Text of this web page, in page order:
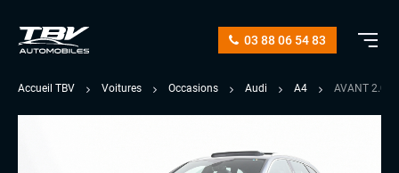
03 88 06 54 83
Accueil TBV Voitures Occasions Audi A4 AVANT 2.0